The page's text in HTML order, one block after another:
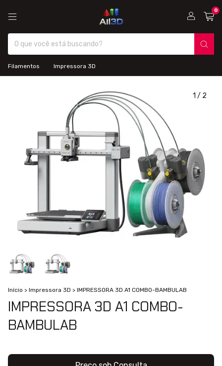
0
Filamentos Impressora 3D
1 / 2
Início > Impressora 3D > IMPRESSORA 3D A1 COMBO-BAMBULAB
IMPRESSORA 3D A1 COMBO-
BAMBULAB